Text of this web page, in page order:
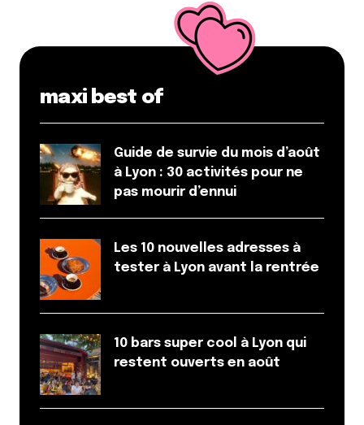
Super exhaustif tout ça, ça va changer de l’éternel
berges du Rhône/ tête d’or.
Et Il a l’air sympa ton parcours X rousse /
Fourvière.
très loin jusqu’à découvrir le barrage de
Villeurbanne. Et en passant à la Feyssine, les matins
d’automne on se retrouve parfois de la brume au
Répondre
7ème, 17hectares aménagés dans un ancien centre
militaire
http://www.lyon.fr/page/projets-
perles en folie
8 avril 2014 à 14 h 02 min
maxi best of
Guide de survie du mois d’août
à Lyon : 30 activités pour ne
pas mourir d’ennui
Les 10 nouvelles adresses à
tester à Lyon avant la rentrée
10 bars super cool à Lyon qui
restent ouverts en août